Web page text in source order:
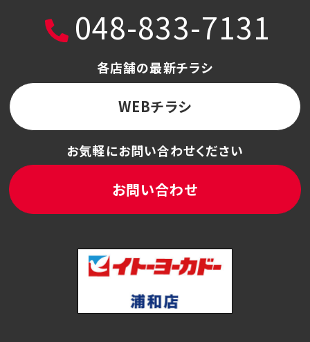
048-833-7131
各店舗の最新チラシ
WEBチラシ
お気軽にお問い合わせください
お問い合わせ